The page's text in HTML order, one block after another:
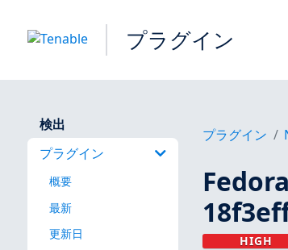
プラグイン
検出
プラグイン
概要
最新
更新日
プラグイン
HIGH